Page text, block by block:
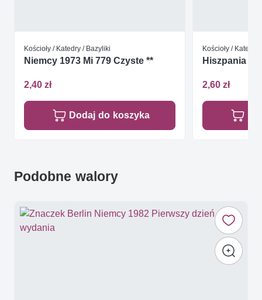
Kościoły / Katedry / Bazyliki
Niemcy 1973 Mi 779 Czyste **
2,40 zł
Dodaj do koszyka
Kościoły / Katedry
Hiszpania
2,60 zł
Podobne walory